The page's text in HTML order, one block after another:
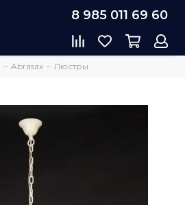
8 985 011 69 60
Abrasax Люстры